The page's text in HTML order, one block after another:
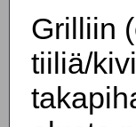
Grilliin
tiiliä/